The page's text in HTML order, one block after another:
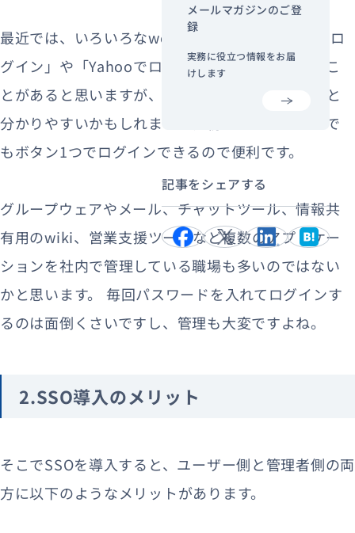
最近では、いろいろなwebサービスで「googleでロ
グイン」や「Yahooでログイン」のボタンを見るこ
とがあると思いますが、これがSSOであると言うと
分かりやすいかもしれません。初めてのサービスで
もボタン1つでログインできるので便利です。
グループウェアやメール、チャットツール、情報共
有用のwiki、営業支援ツールなど複数のアプリケー
ションを社内で管理している職場も多いのではない
かと思います。
毎回パスワードを入れてログインす
るのは面倒くさいですし、管理も大変ですよね。
2.SSO導入のメリット
そこでSSOを導入すると、ユーザー側と管理者側の両
方に以下のようなメリットがあります。
メールマガジンのご登
録
実務に役立つ情報をお届
けします
記事をシェアする